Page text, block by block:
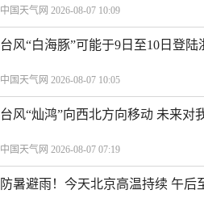
中国天气网 2026-08-07 10:09
台风“白海豚”可能于9日至10日登陆
中国天气网 2026-08-07 10:05
台风“灿鸿”向西北方向移动 未来对
中国天气网 2026-08-07 07:19
防暑避雨！今天北京高温持续 午